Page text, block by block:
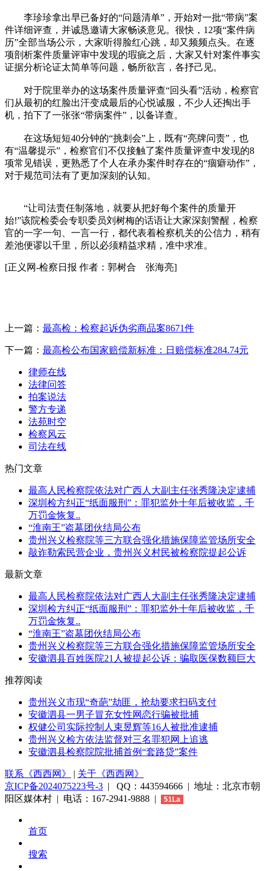
李珍珍拿出早已备好的“问题清单”，开始对一批“带病”案
件详细评查，并诚恳邀请大家畅谈意见。很快，12项“案件病
历”全部当场公示，大家听得脸红心跳，却又频频点头。在逐
项剖析案件质量评审中发现的瑕疵之后，大家又针对案件事实
证据分析论证太简单等问题，畅所欲言，各抒己见。
对于院里举办的这场案件质量评查“回头看”活动，检察官
们从最初的红脸出汗变成最后的心悦诚服，不少人还掏出手
机，拍下了一张张“带病案件”，以备详查。
在这场短短40分钟的“挑刺会”上，既有“亮牌问责”，也
有“温馨提示”，检察官们不仅接触了案件质量评查中发现的8
项常见错误，更熟悉了个人在承办案件时存在的“痼癖动作”，
对于规范司法有了更加深刻的认知。
“让司法责任制落地，就要从把好每个案件的质量开
始!”该院检委会专职委员刘树梅的话语让大家深刻警醒，检察
官的一字一句、一言一行，都代表着检察机关的公信力，稍有
差池便谬以千里，所以必须精益求精，准中求准。
[正义网-检察日报 作者：郭树合 张海亮]
上一篇： 最高检：检察起诉伪劣商品案8671件
下一篇： 最高检公布国家赔偿新标准：日赔偿标准284.74元
律师在线
法律问答
拍案说法
警方专递
法苑时空
检察风云
司法在线
热门文章
最高人民检察院依法对广西人大副主任张秀隆决定逮捕
深圳检方纠正“纸面服刑”：罪犯监外十年后被收监，千
万罚金恢复..
“淮南王”盗墓团伙结局公布
贵州兴义检察院等三方联合强化措施保障监管场所安全
敲诈勒索民营企业，贵州兴义村民被检察院提起公诉
最新文章
最高人民检察院依法对广西人大副主任张秀隆决定逮捕
深圳检方纠正“纸面服刑”：罪犯监外十年后被收监，千
万罚金恢复..
“淮南王”盗墓团伙结局公布
贵州兴义检察院等三方联合强化措施保障监管场所安全
安徽泗县百姓医院21人被提起公诉：骗取医保数额巨大
推荐阅读
贵州兴义市现“奇葩”劫匪，抢劫要求扫码支付
安徽泗县一男子冒充女性网恋行骗被批捕
权健公司实际控制人束昱辉等16人被批准逮捕
贵州兴义检方依法监督对三名罪犯网上追逃
安徽泗县检察院院批捕首例“套路贷”案件
联系《西西网》 | 关于《西西网》
京ICP备2024075223号-3 | QQ：443594666 | 地址：北京市朝
阳区媒体村 | 电话：167-2941-9888 |
51La
首页
搜索